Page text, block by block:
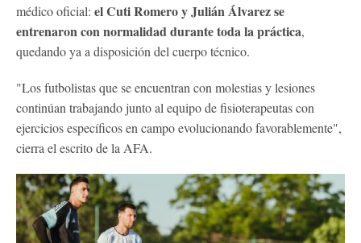
médico oficial: el Cuti Romero y Julián Álvarez se
entrenaron con normalidad durante toda la práctica,
quedando ya a disposición del cuerpo técnico.
"Los futbolistas que se encuentran con molestias y lesiones
continúan trabajando junto al equipo de fisioterapeutas con
ejercicios específicos en campo evolucionando favorablemente",
cierra el escrito de la AFA.